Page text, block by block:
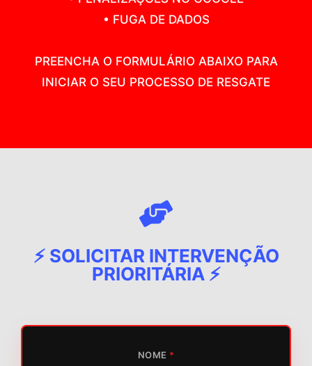
• FUGA DE DADOS
PREENCHA O FORMULÁRIO ABAIXO PARA
INICIAR O SEU PROCESSO DE RESGATE
⚡ SOLICITAR INTERVENÇÃO
PRIORITÁRIA ⚡
NOME *